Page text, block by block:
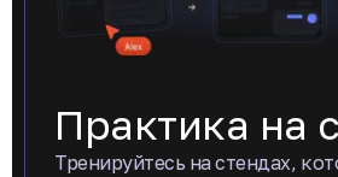
Практика на
Тренируйтесь на стендах,